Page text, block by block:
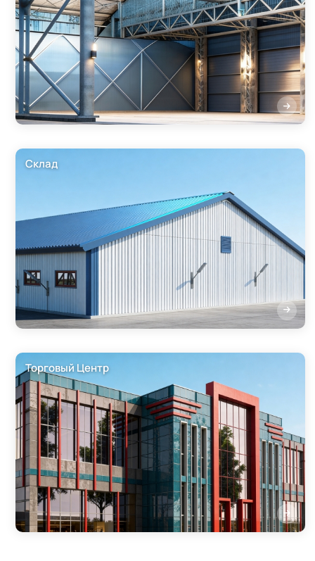
Склад
Торговый Центр